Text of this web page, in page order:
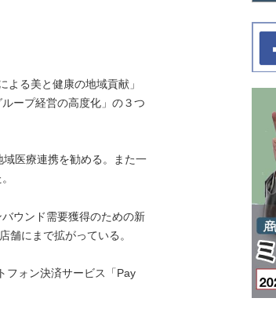
る美と健康の地域貢献」
ープ経営の高度化」の３つ
医療連携を勧める。また一
ウンド需要獲得のための新
舗にまで拡がっている。
フォン決済サービス「Pay